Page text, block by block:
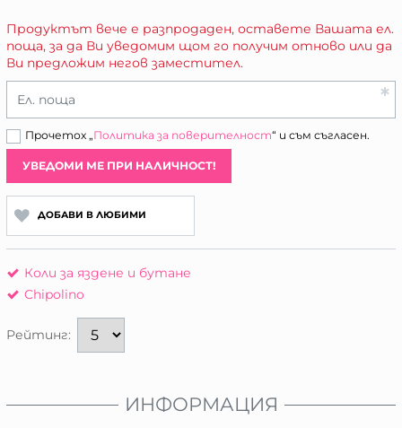
Продуктът вече е разпродаден, оставете Вашата ел.
поща, за да Ви уведомим щом го получим отново или да
Ви предложим негов заместител.
Ел. поща
Прочетох „Политика за поверителност“ и съм съгласен.
УВЕДОМИ МЕ ПРИ НАЛИЧНОСТ!
ДОБАВИ В ЛЮБИМИ
Коли за яздене и бутане
Chipolino
Рейтинг:
ИНФОРМАЦИЯ